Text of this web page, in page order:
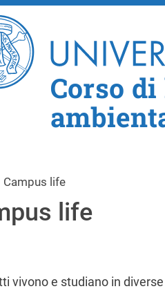
Corso
Campus life
life
vivono e studiano in diverse